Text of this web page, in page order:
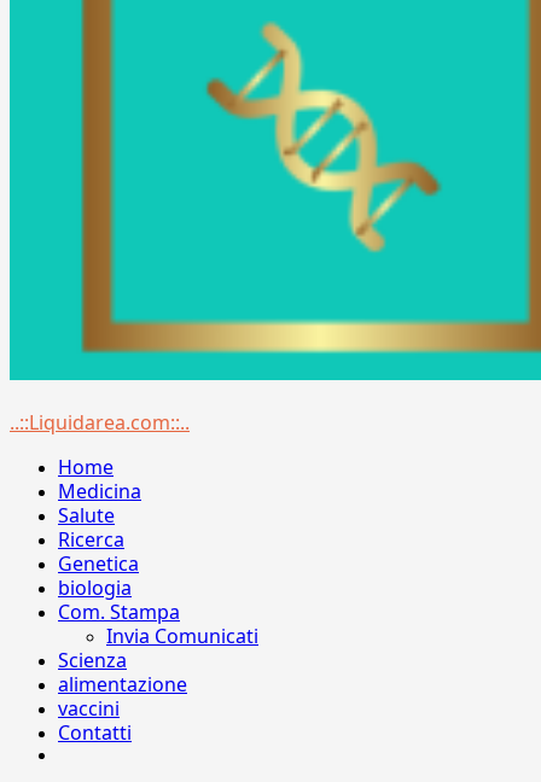
Menu
..::Liquidarea.com::..
Home
Medicina
Salute
Ricerca
Genetica
biologia
Com. Stampa
Invia Comunicati
Scienza
alimentazione
vaccini
Contatti